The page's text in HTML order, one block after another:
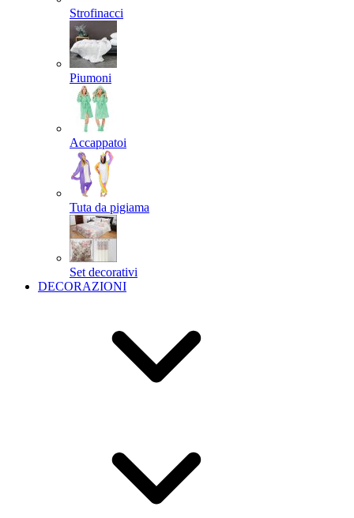
Strofinacci
Piumoni
Accappatoi
Tuta da pigiama
Set decorativi
DECORAZIONI